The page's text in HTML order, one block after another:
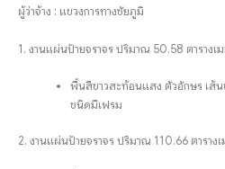
ผู้ว่าจ้าง : แขวงการทางชัยภูมิ
1. งานแผ่นป้ายจราจร ปริมาณ 50.58 ตารางเ
พื้นสีขาวสะท้อนแสง ตัวอักษร เส้
ชนิดมีเฟรม
2. งานแผ่นป้ายจราจร ปริมาณ 110.66 ตารางเ